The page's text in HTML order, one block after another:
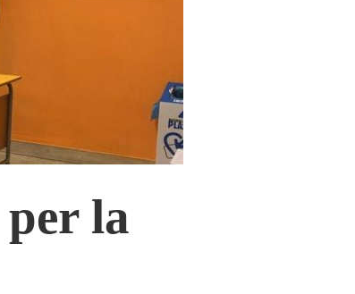
la